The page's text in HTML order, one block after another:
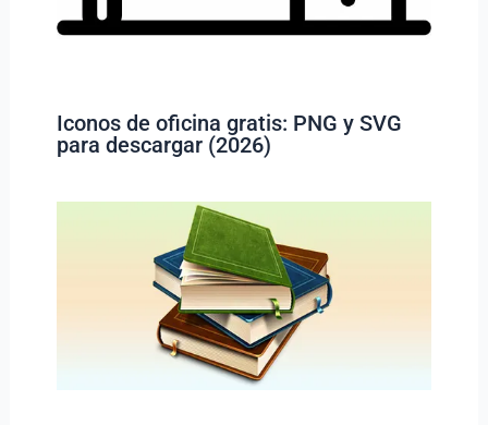
Iconos de oficina gratis: PNG y SVG
para descargar (2026)